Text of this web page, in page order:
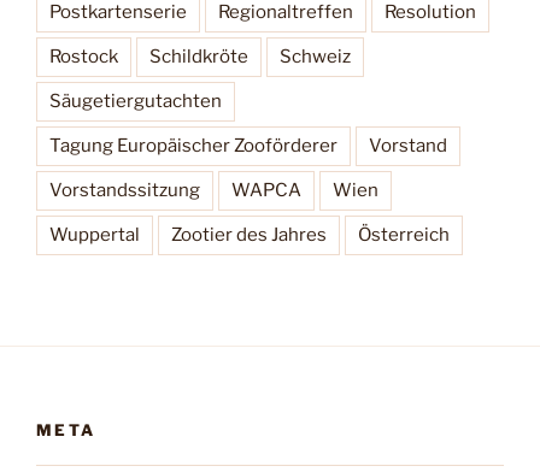
Postkartenserie Regionaltreffen Resolution
Rostock Schildkröte Schweiz
Säugetiergutachten
Tagung Europäischer Zooförderer Vorstand
Vorstandssitzung WAPCA Wien
Wuppertal Zootier des Jahres Österreich
META